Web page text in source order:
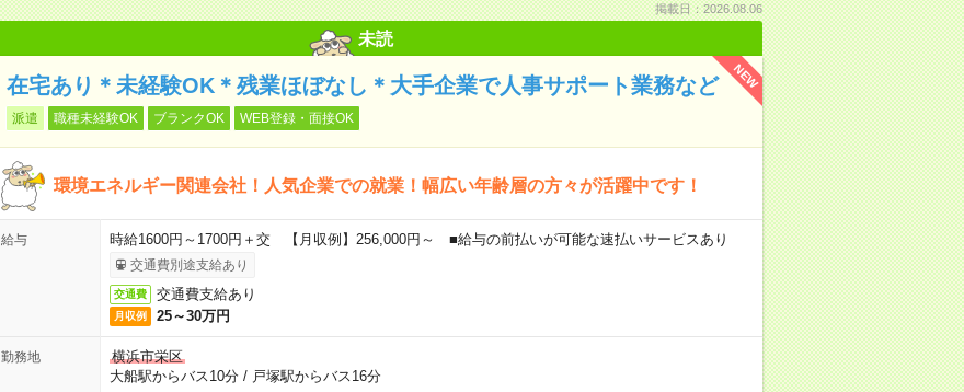
掲載日：2026.08.06
未読
NEW
在宅あり＊未経験OK＊残業ほぼなし＊大手企業で人事サポート業務など
派遣 職種未経験OK ブランクOK WEB登録・面接OK
環境エネルギー関連会社！人気企業での就業！幅広い年齢層の方々が活躍中です！
給与 時給1600円～1700円＋交 【月収例】256,000円～ ■給与の前払いが可能な速払いサービスあり
交通費別途支給あり
交通費 交通費支給あり
月収例 25～30万円
勤務地
横浜市栄区
大船駅からバス10分/ 戸塚駅からバス16分